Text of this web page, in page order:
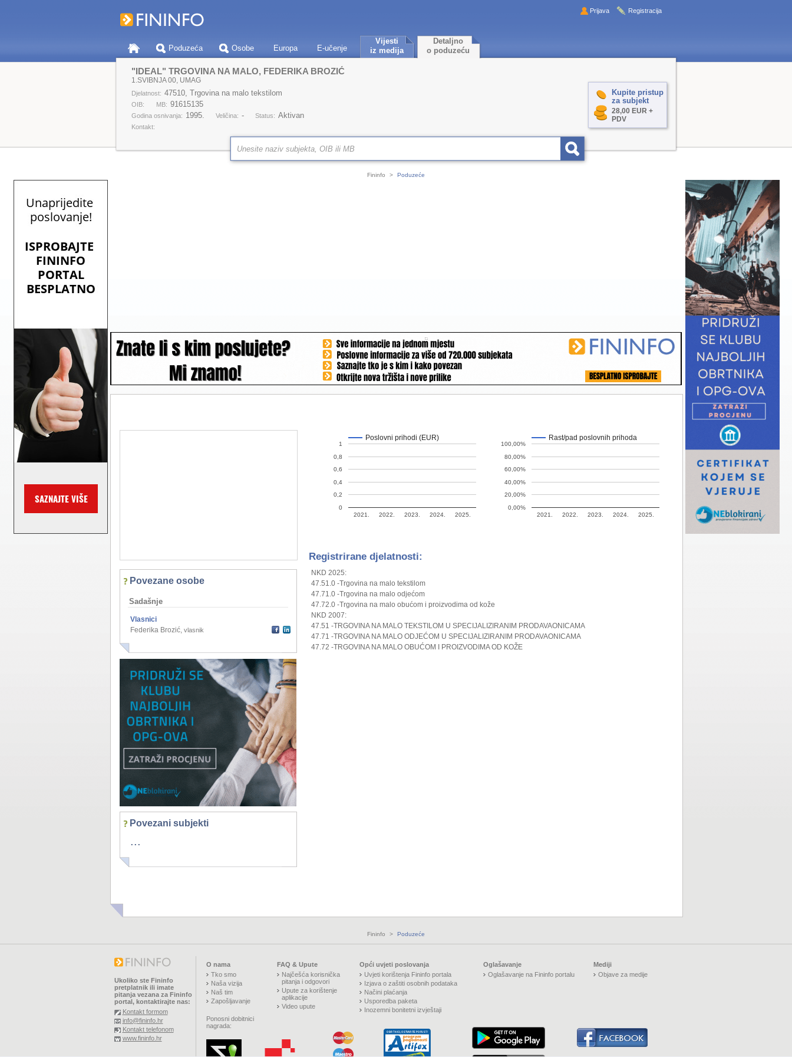
Poduzeća Osobe Europa E-učenje
Vijesti
iz medija
Detaljno
o poduzeću
Prijava Registracija
Kupite pristup
za subjekt
28,00 EUR +
PDV
"IDEAL" TRGOVINA NA MALO, FEDERIKA BROZIĆ
1.SVIBNJA 00, UMAG
Djelatnost: 47510, Trgovina na malo tekstilom
OIB: MB: 91615135
Godina osnivanja: 1995. Veličina: - Status: Aktivan
Kontakt:
Fininfo > Poduzeće
Povezane osobe
Sadašnje
Vlasnici
Federika Brozić, vlasnik
Povezani subjekti
...
Poslovni prihodi (EUR)
2021. 2022. 2023. 2024. 2025.
0
0,2
0,4
0,6
0,8
1
Rast/pad poslovnih prihoda
2021. 2022. 2023. 2024. 2025.
0,00%
20,00%
40,00%
60,00%
80,00%
100,00%
Registrirane djelatnosti:
NKD 2025:
47.51.0 -Trgovina na malo tekstilom
47.71.0 -Trgovina na malo odjećom
47.72.0 -Trgovina na malo obućom i proizvodima od kože
NKD 2007:
47.51 -TRGOVINA NA MALO TEKSTILOM U SPECIJALIZIRANIM PRODAVAONICAMA
47.71 -TRGOVINA NA MALO ODJEĆOM U SPECIJALIZIRANIM PRODAVAONICAMA
47.72 -TRGOVINA NA MALO OBUĆOM I PROIZVODIMA OD KOŽE
Fininfo > Poduzeće
Ukoliko ste Fininfo
pretplatnik ili imate
pitanja vezana za Fininfo
portal, kontaktirajte nas:
Kontakt formom
info@fininfo.hr
Kontakt telefonom
www.fininfo.hr
O nama
Tko smo
Naša vizija
Naš tim
Zapošljavanje
Ponosni dobitnici
nagrada:
FAQ & Upute
Najčešća korisnička
pitanja i odgovori
Upute za korištenje
aplikacije
Video upute
Opći uvjeti poslovanja
Uvjeti korištenja Fininfo portala
Izjava o zaštiti osobnih podataka
Načini plaćanja
Usporedba paketa
Inozemni bonitetni izvještaji
Oglašavanje
Oglašavanje na Fininfo portalu
Mediji
Objave za medije